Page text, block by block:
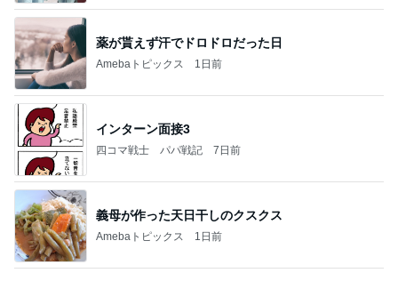
薬が貰えず汗でドロドロだった日
Amebaトピックス 1日前
インターン面接3
四コマ戦士 パパ戦記 7日前
義母が作った天日干しのクスクス
Amebaトピックス 1日前